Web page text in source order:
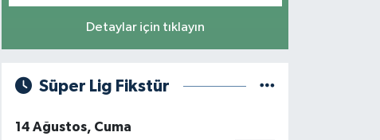
Detaylar için tıklayın
Süper Lig Fikstür
14 Ağustos, Cuma